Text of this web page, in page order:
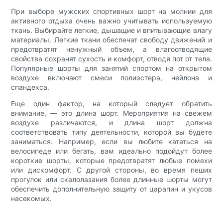
При выборе мужских спортивных шорт на молнии для
активного отдыха очень важно учитывать используемую
ткань. Выбирайте легкие, дышащие и впитывающие влагу
материалы. Легкие ткани обеспечат свободу движений и
предотвратят ненужный объем, а влагоотводящие
свойства сохранят сухость и комфорт, отводя пот от тела.
Популярные шорты для занятий спортом на открытом
воздухе включают смеси полиэстера, нейлона и
спандекса.
Еще один фактор, на который следует обратить
внимание, — это длина шорт. Мероприятия на свежем
воздухе различаются, и длина шорт должна
соответствовать типу деятельности, которой вы будете
заниматься. Например, если вы любите кататься на
велосипеде или бегать, вам идеально подойдут более
короткие шорты, которые предотвратят любые помехи
или дискомфорт. С другой стороны, во время пеших
прогулок или скалолазания более длинные шорты могут
обеспечить дополнительную защиту от царапин и укусов
насекомых.